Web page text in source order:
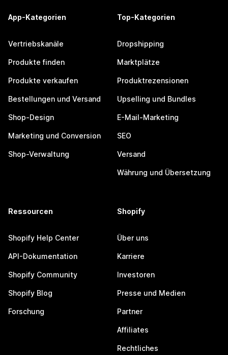
App-Kategorien
Vertriebskanäle
Produkte finden
Produkte verkaufen
Bestellungen und Versand
Shop-Design
Marketing und Conversion
Shop-Verwaltung
Top-Kategorien
Dropshipping
Marktplätze
Produktrezensionen
Upselling und Bundles
E-Mail-Marketing
SEO
Versand
Währung und Übersetzung
Ressourcen
Shopify Help Center
API-Dokumentation
Shopify Community
Shopify Blog
Forschung
Shopify
Über uns
Karriere
Investoren
Presse und Medien
Partner
Affiliates
Rechtliches